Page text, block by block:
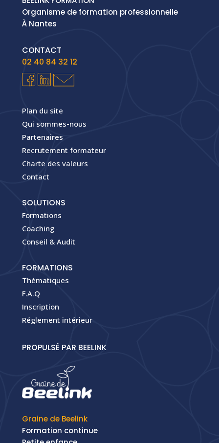
Organisme de formation professionnelle
À Nantes
CONTACT
02 40 84 32 12
Plan du site
Qui sommes-nous
Partenaires
Recrutement formateur
Charte des valeurs
Contact
SOLUTIONS
Formations
Coaching
Conseil & Audit
FORMATIONS
Thématiques
F.A.Q
Inscription
Réglement intérieur
PROPULSÉ PAR BEELINK
Graine de Beelink
Formation continue